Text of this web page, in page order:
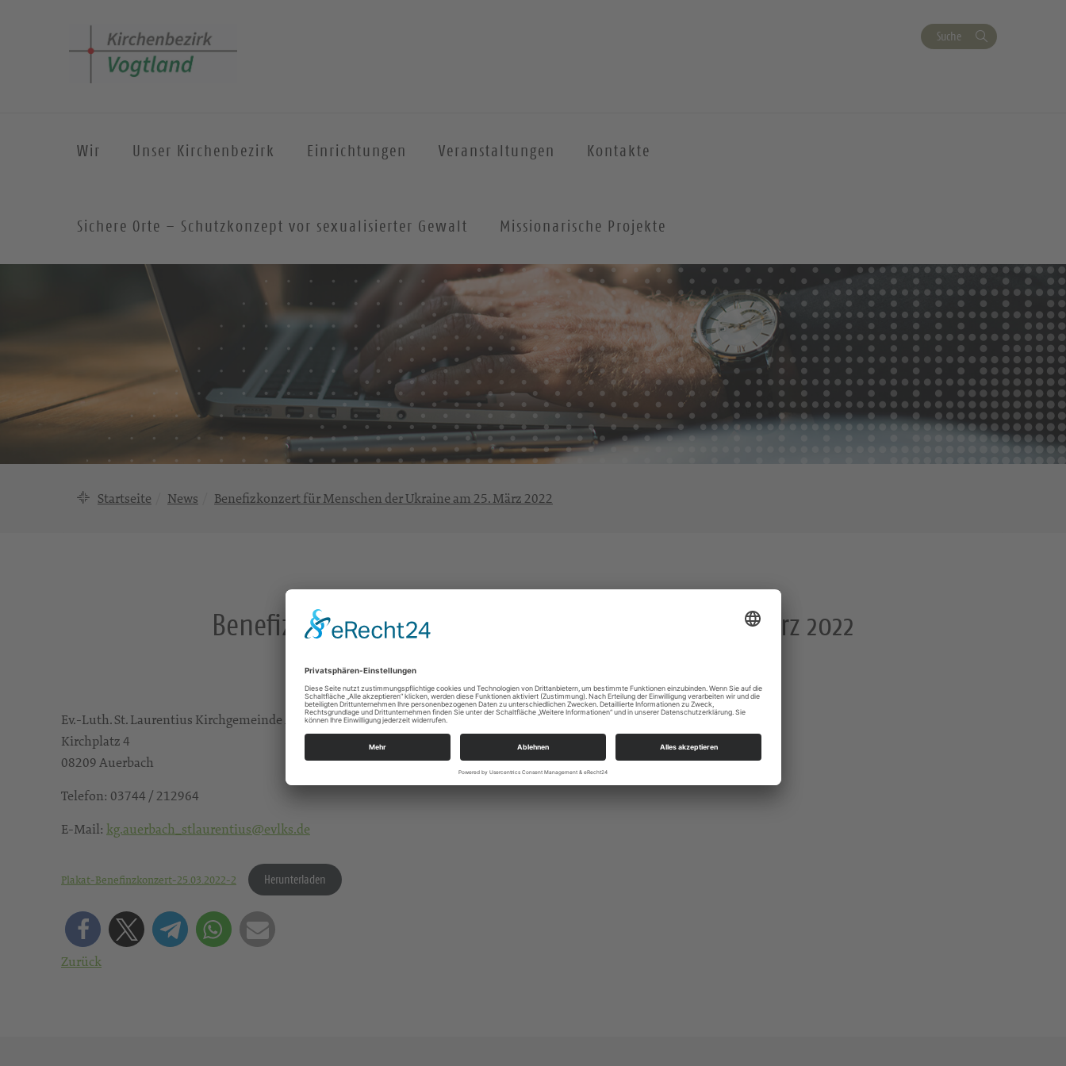
Suche
Wir Unser Kirchenbezirk Einrichtungen Veranstaltungen Kontakte
Sichere Orte – Schutzkonzept vor sexualisierter Gewalt Missionarische Projekte
Startseite News Benefizkonzert für Menschen der Ukraine am 25. März 2022
Benefizkonzert für Menschen der Ukraine am 25. März 2022
17. März 2022
Ev.-Luth. St. Laurentius Kirchgemeinde Auerbach
Kirchplatz 4
08209 Auerbach
Telefon: 03744 / 212964
E-Mail: kg.auerbach_stlaurentius@evlks.de
Plakat-Benefinzkonzert-25.03.2022-2 Herunterladen
Zurück